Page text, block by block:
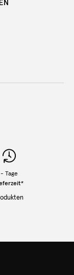
- Tage
*